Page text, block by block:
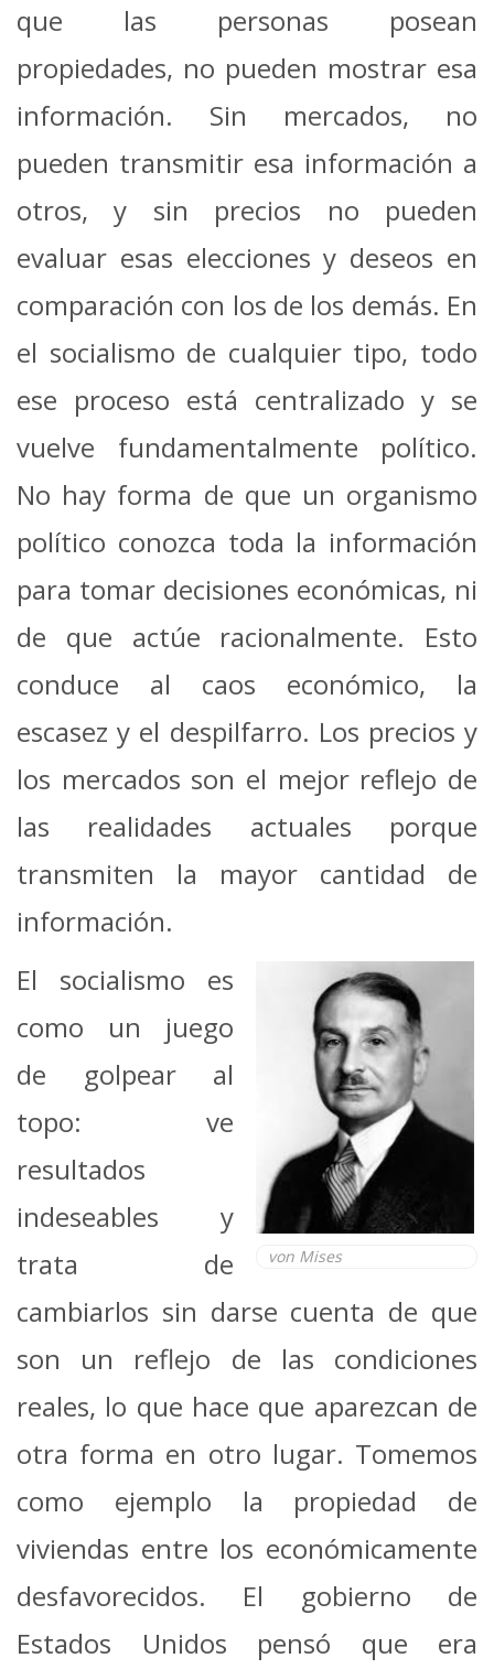
que las personas posean
propiedades, no pueden mostrar esa
información. Sin mercados, no
pueden transmitir esa información a
otros, y sin precios no pueden
evaluar esas elecciones y deseos en
comparación con los de los demás. En
el socialismo de cualquier tipo, todo
ese proceso está centralizado y se
vuelve fundamentalmente político.
No hay forma de que un organismo
político conozca toda la información
para tomar decisiones económicas, ni
de que actúe racionalmente. Esto
conduce al caos económico, la
escasez y el despilfarro. Los precios y
los mercados son el mejor reflejo de
las realidades actuales porque
transmiten la mayor cantidad de
información.
von Mises
El socialismo es
como un juego
de golpear al
topo: ve
resultados
indeseables y
trata de
cambiarlos sin darse cuenta de que
son un reflejo de las condiciones
reales, lo que hace que aparezcan de
otra forma en otro lugar. Tomemos
como ejemplo la propiedad de
viviendas entre los económicamente
desfavorecidos. El gobierno de
Estados Unidos pensó que era